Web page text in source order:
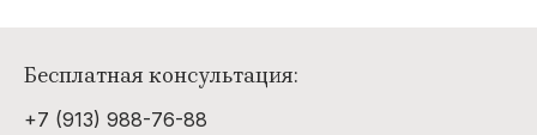
Бесплатная консультация:
+7 (913) 988-76-88